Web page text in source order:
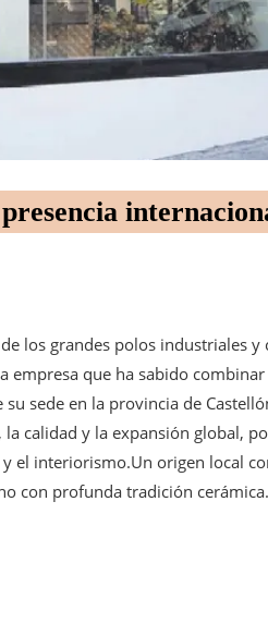
los grandes polos industriales y
empresa que ha sabido
sede en la provincia de
calidad y la expansión global,
el interiorismo.Un origen local
con profunda tradición